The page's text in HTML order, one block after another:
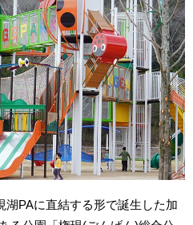
湖PAに直結する形で誕生した加